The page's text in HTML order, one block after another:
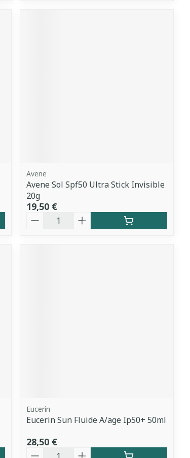
Avene
Avene Sol Spf50 Ultra Stick Invisible
20g
19,50 €
Quantité
Eucerin
Eucerin Sun Fluide A/age Ip50+ 50ml
28,50 €
Quantité